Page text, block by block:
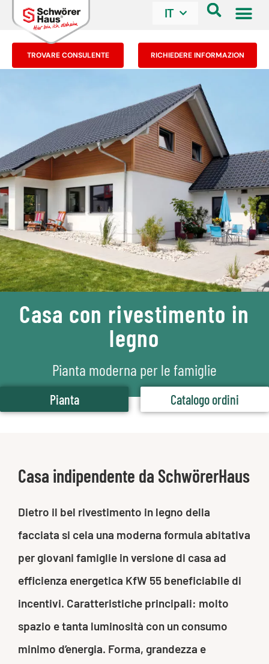
IT
TROVARE CONSULENTE RICHIEDERE INFORMAZION
Casa con rivestimento in
legno
Pianta moderna per le famiglie
Pianta Catalogo ordini
Casa indipendente da SchwörerHaus
Dietro il bel rivestimento in legno della
facciata si cela una moderna formula abitativa
per giovani famiglie in versione di casa ad
efficienza energetica KfW 55 beneficiabile di
incentivi. Caratteristiche principali: molto
spazio e tanta luminosità con un consumo
minimo d’energia. Forma, grandezza e